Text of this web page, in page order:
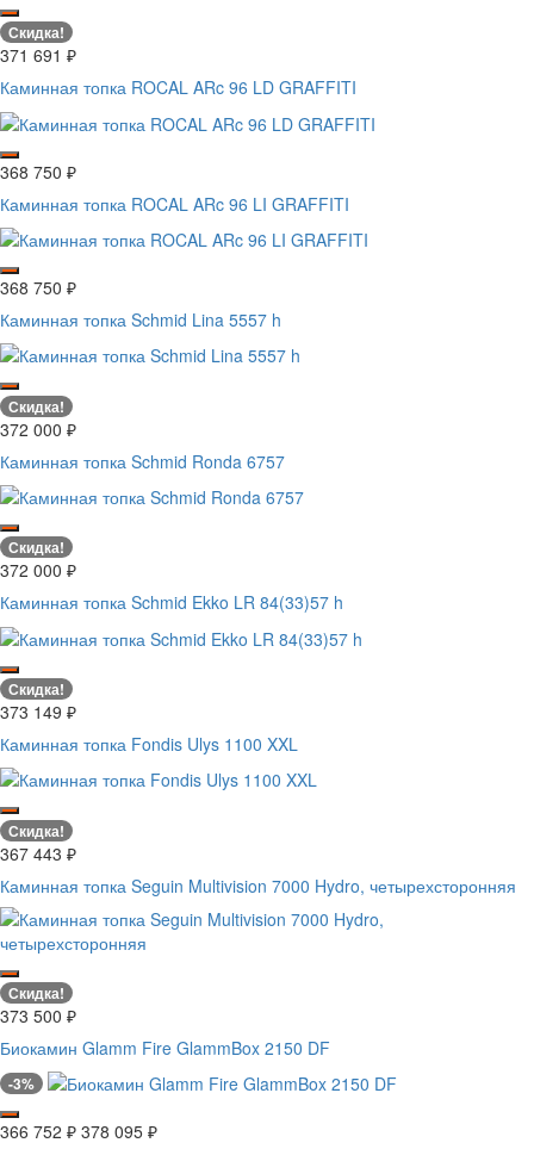
Скидка!
371 691 ₽
Каминная топка ROCAL ARc 96 LD GRAFFITI
368 750 ₽
Каминная топка ROCAL ARc 96 LI GRAFFITI
368 750 ₽
Каминная топка Schmid Lina 5557 h
Скидка!
372 000 ₽
Каминная топка Schmid Ronda 6757
Скидка!
372 000 ₽
Каминная топка Schmid Ekko LR 84(33)57 h
Скидка!
373 149 ₽
Каминная топка Fondis Ulys 1100 XXL
Скидка!
367 443 ₽
Каминная топка Seguin Multivision 7000 Hydro, четырехсторонняя
Скидка!
373 500 ₽
Биокамин Glamm Fire GlammBox 2150 DF
-3%
366 752 ₽ 378 095 ₽